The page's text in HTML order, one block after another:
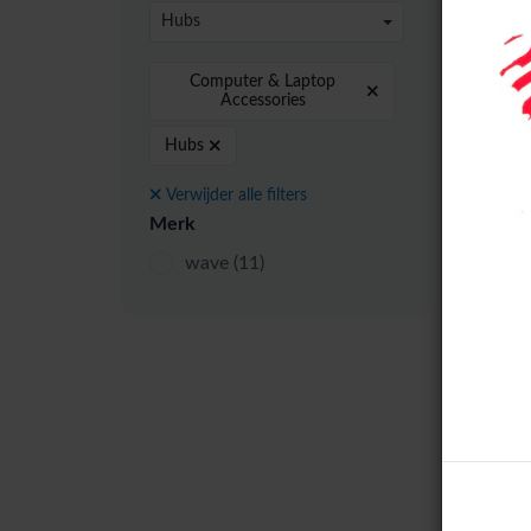
Hubs
Computer & Laptop
Accessories
Hubs
Verwijder alle filters
Merk
wave (11)
24